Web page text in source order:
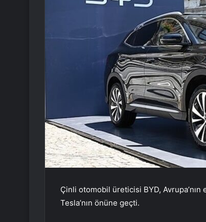
Çinli otomobil üreticisi BYD,
Tesla’nın önüne geçti.